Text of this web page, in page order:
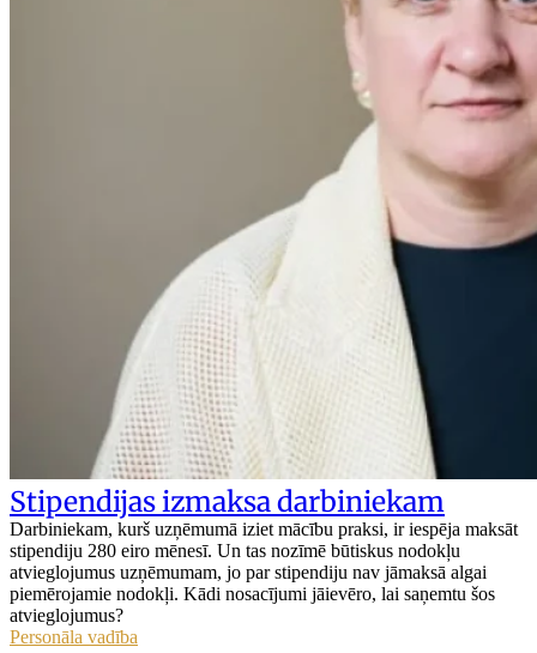
Stipendijas izmaksa darbiniekam
Darbiniekam, kurš uzņēmumā iziet mācību praksi, ir iespēja maksāt
stipendiju 280 eiro mēnesī. Un tas nozīmē būtiskus nodokļu
atvieglojumus uzņēmumam, jo par stipendiju nav jāmaksā algai
piemērojamie nodokļi. Kādi nosacījumi jāievēro, lai saņemtu šos
atvieglojumus?
Personāla vadība